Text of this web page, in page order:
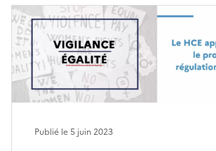
Publié le5 juin 2023